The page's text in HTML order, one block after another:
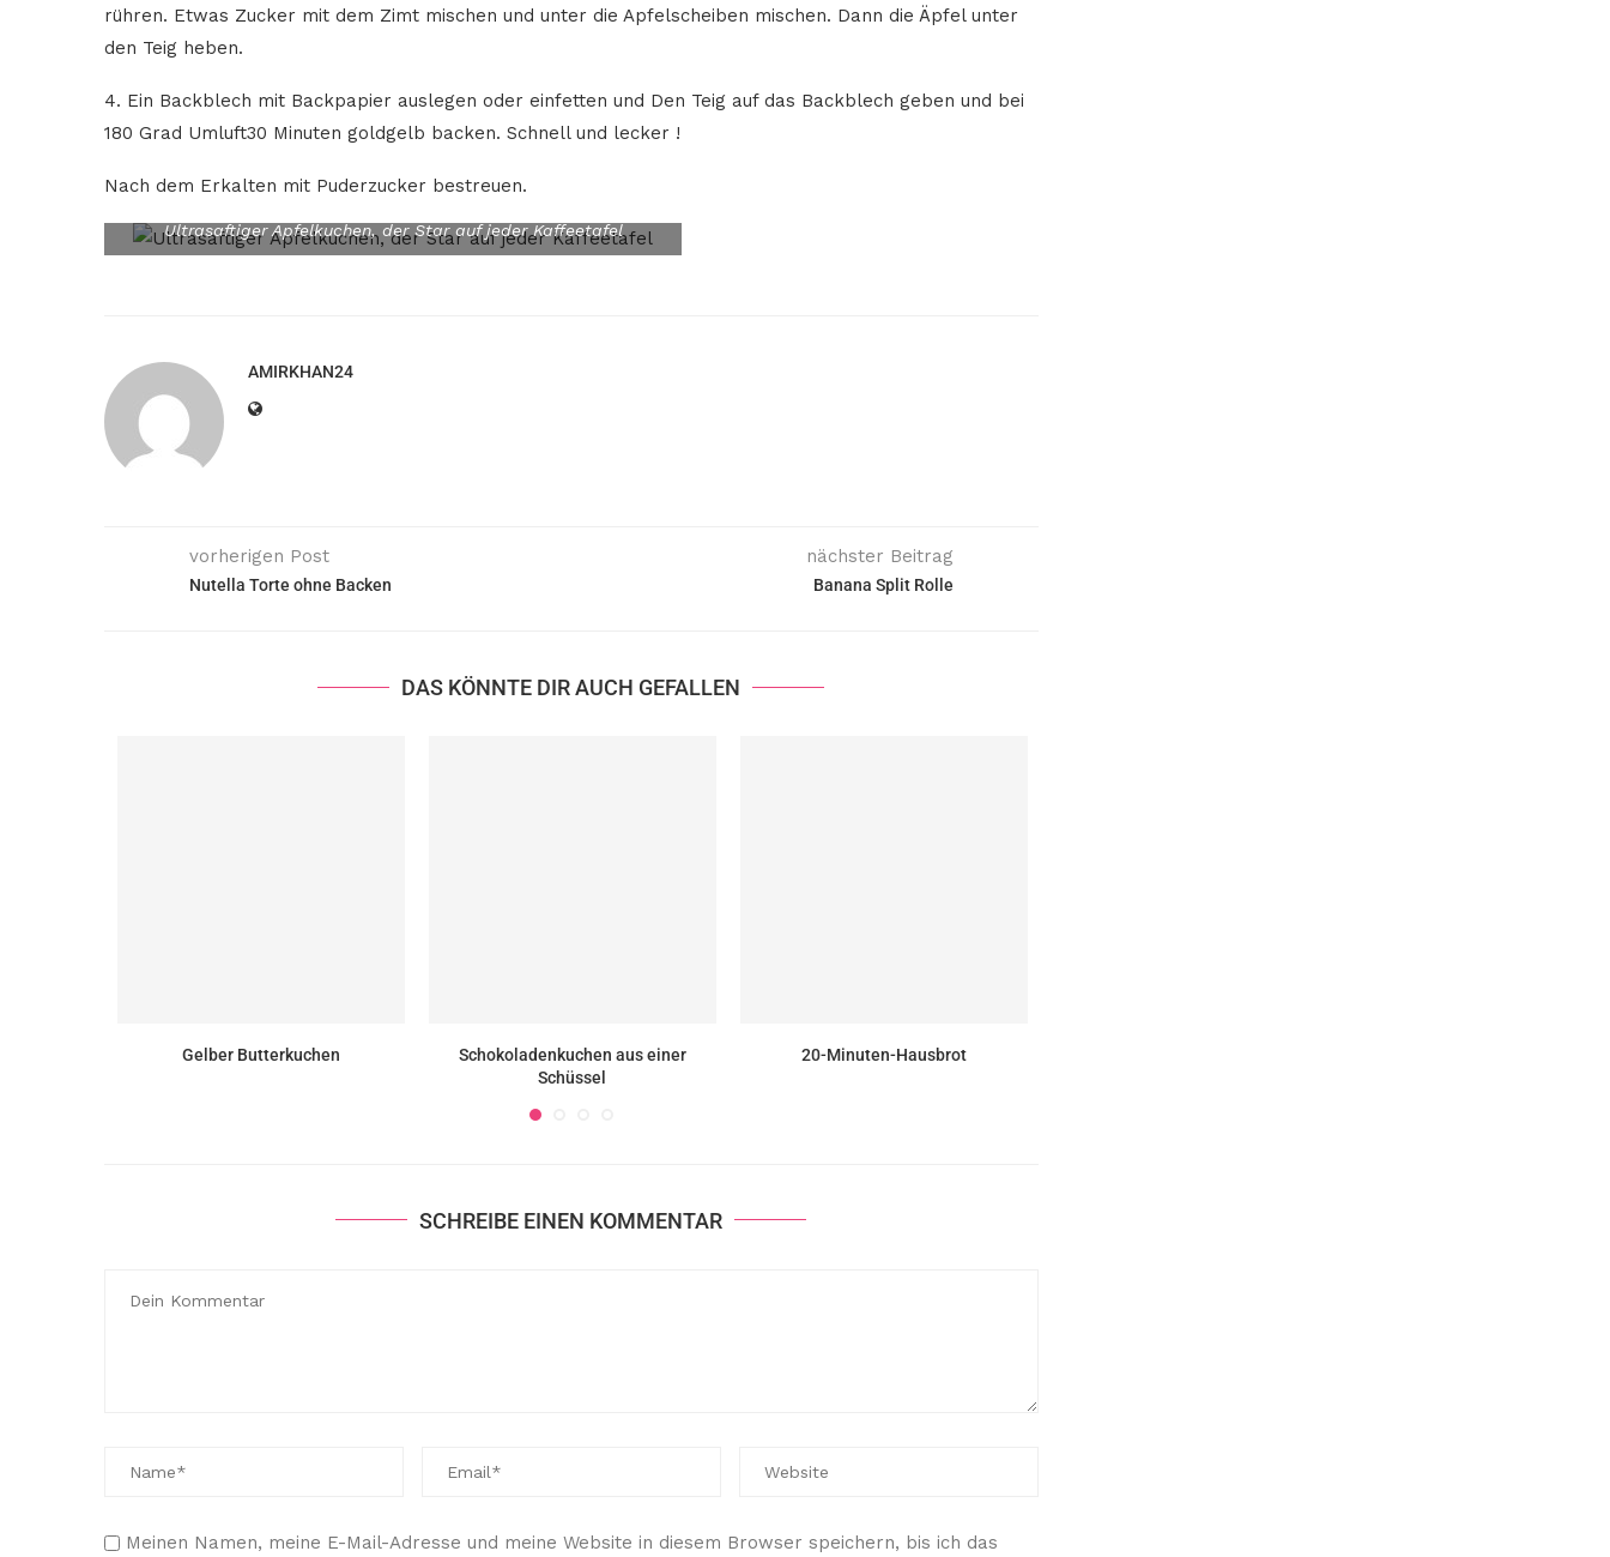
rühren. Etwas Zucker mit dem Zimt mischen und unter die Apfelscheiben mischen. Dann die Äpfel unter
den Teig heben.
4. Ein Backblech mit Backpapier auslegen oder einfetten und Den Teig auf das Backblech geben und bei
180 Grad Umluft30 Minuten goldgelb backen. Schnell und lecker !
Nach dem Erkalten mit Puderzucker bestreuen.
Ultrasaftiger Apfelkuchen, der Star auf jeder Kaffeetafel
AMIRKHAN24
vorherigen Post
Nutella Torte ohne Backen
nächster Beitrag
Banana Split Rolle
DAS KÖNNTE DIR AUCH GEFALLEN
Gelber Butterkuchen
Schokoladenkuchen aus einer
Schüssel
20-Minuten-Hausbrot
SCHREIBE EINEN KOMMENTAR
Meinen Namen, meine E-Mail-Adresse und meine Website in diesem Browser speichern, bis ich das